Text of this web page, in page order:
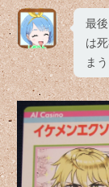
最
は
ま